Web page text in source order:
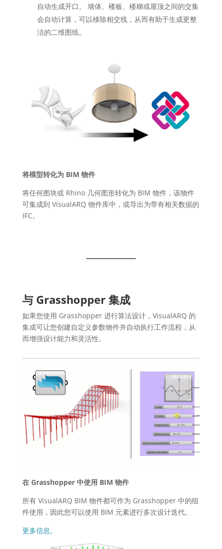
自动生成开口。 墙体、楼板、楼梯或屋顶之间的交集
会自动计算，可以移除相交线，从而有助于生成更整
洁的二维图纸。
将模型转化为 BIM 物件
将任何图块或 Rhino 几何图形转化为 BIM 物件，该物件
可集成到 VisualARQ 物件库中，或导出为带有相关数据的
IFC。
与 Grasshopper 集成
如果您使用 Grasshopper 进行算法设计，VisualARQ 的
集成可让您创建自定义参数物件并自动执行工作流程，从
而增强设计能力和灵活性。
在 Grasshopper 中使用 BIM 物件
所有 VisualARQ BIM 物件都可作为 Grasshopper 中的组
件使用，因此您可以使用 BIM 元素进行多次设计迭代。
更多信息。